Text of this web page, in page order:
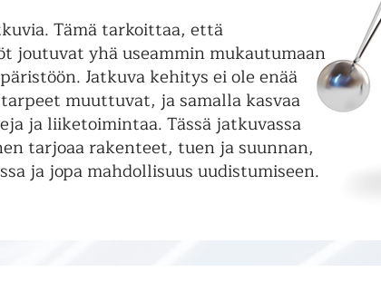
Tämä tarkoittaa, että
joutuvat yhä useammin mukautumaan
Jatkuva kehitys ei ole enää
muuttuvat, ja samalla kasvaa
ja liiketoimintaa. Tässä jatkuvassa
tarjoaa rakenteet, tuen ja suunnan,
ja jopa mahdollisuus uudistumiseen.